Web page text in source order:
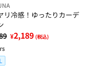
リ冷感！ゆったりカーデ
¥2,189 (税込)